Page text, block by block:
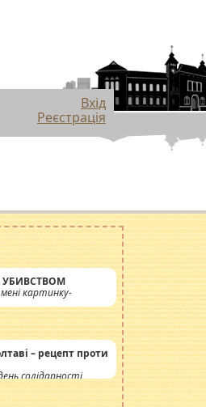
Вхід
Реєстрація
УБИВСТВОМ
мені картинку-
– рецепт проти
солідарності